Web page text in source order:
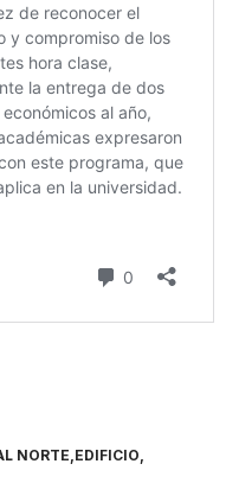
NORTE EDIFICIO